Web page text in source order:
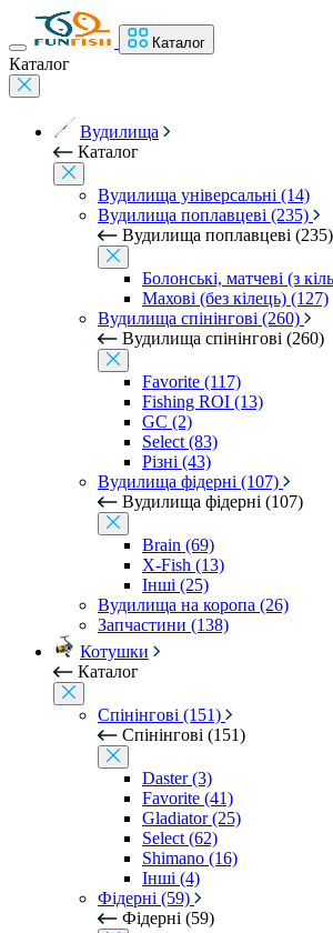
Каталог
Каталог
Вудилища
Каталог
Вудилища універсальні (14)
Вудилища поплавцеві (235)
Вудилища поплавцеві (235)
Болонські, матчеві (з
Махові (без кілець) (127)
Вудилища спінінгові (260)
Вудилища спінінгові (260)
Favorite (117)
Fishing ROI (13)
GC (2)
Select (83)
Різні (43)
Вудилища фідерні (107)
Вудилища фідерні (107)
Brain (69)
X-Fish (13)
Інші (25)
Вудилища на коропа (26)
Запчастини (138)
Котушки
Каталог
Спінінгові (151)
Спінінгові (151)
Daster (3)
Favorite (41)
Gladiator (25)
Select (62)
Shimano (16)
Інші (4)
Фідерні (59)
Фідерні (59)